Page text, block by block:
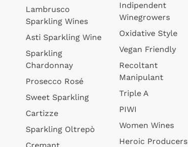
Lambrusco
Sparkling Wines
Asti Sparkling Wine
Sparkling
Chardonnay
Prosecco Rosé
Sweet Sparkling
Cartizze
Sparkling Oltrepò
Indipendent
Winegrowers
Oxidative Style
Vegan Friendly
Recoltant
Manipulant
Triple A
PIWI
Women Wines
Heroic Producers